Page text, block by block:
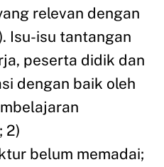
relevan dengan
Isu-isu tantangan
peserta didik dan
dengan baik oleh
2)
belum memadai;